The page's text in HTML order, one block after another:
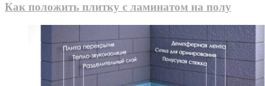
Как положить плитку с ламинатом на полу